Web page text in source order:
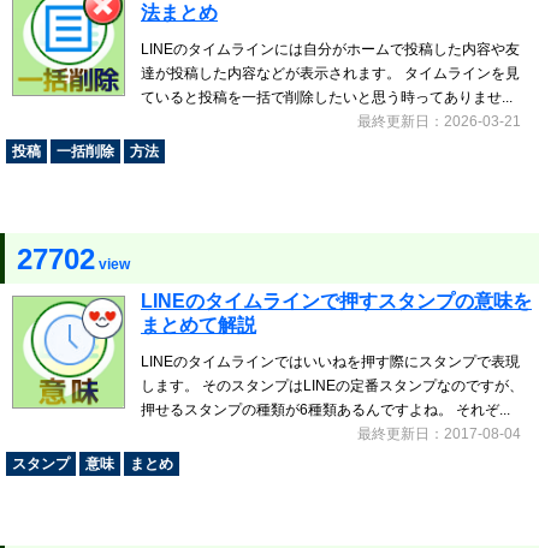
法まとめ
LINEのタイムラインには自分がホームで投稿した内容や友
達が投稿した内容などが表示されます。 タイムラインを見
ていると投稿を一括で削除したいと思う時ってありませ...
最終更新日：2026-03-21
投稿
一括削除 方法
27702 view
LINEのタイムラインで押すスタンプの意味を
まとめて解説
LINEのタイムラインではいいねを押す際にスタンプで表現
します。 そのスタンプはLINEの定番スタンプなのですが、
押せるスタンプの種類が6種類あるんですよね。 それぞ...
最終更新日：2017-08-04
スタンプ
意味 まとめ